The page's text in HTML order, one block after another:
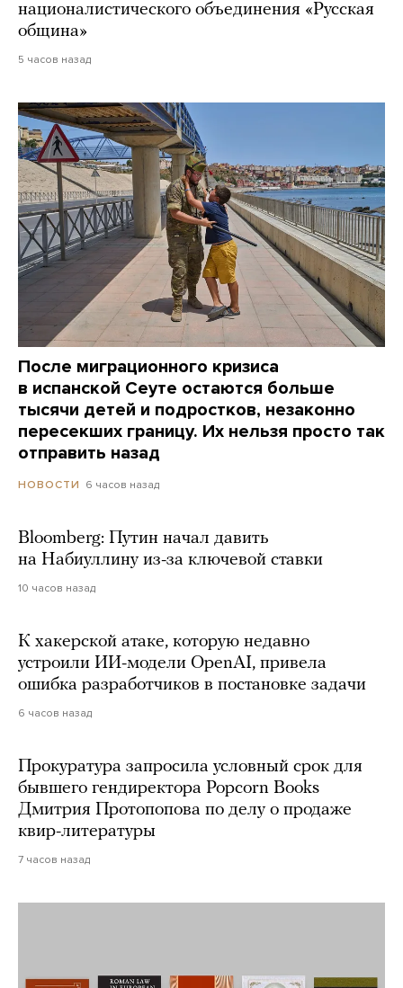
националистического объединения «Русская
община»
5 часов назад
После миграционного кризиса
в испанской Сеуте остаются больше
тысячи детей и подростков, незаконно
пересекших границу. Их нельзя просто так
отправить назад
НОВОСТИ 6 часов назад
Bloomberg: Путин начал давить
на Набиуллину из-за ключевой ставки
10 часов назад
К хакерской атаке, которую недавно
устроили ИИ-модели OpenAI, привела
ошибка разработчиков в постановке задачи
6 часов назад
Прокуратура запросила условный срок для
бывшего гендиректора Popcorn Books
Дмитрия Протопопова по делу о продаже
квир-литературы
7 часов назад